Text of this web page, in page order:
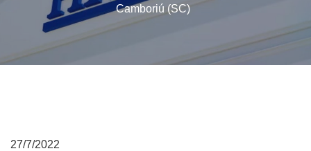
Camboriú (SC)
27/7/2022